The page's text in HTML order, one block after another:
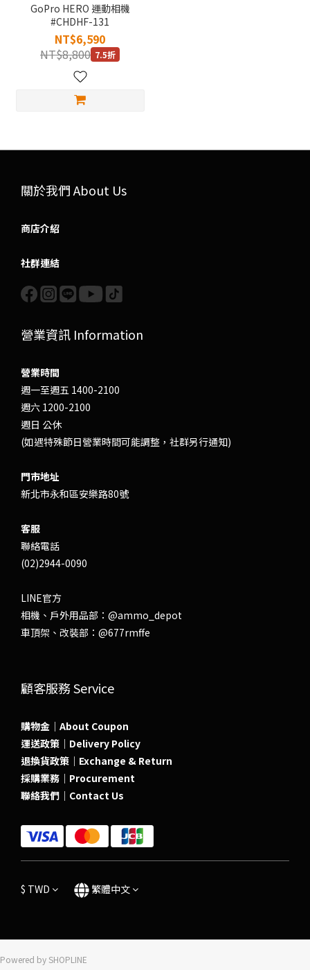
GoPro HERO 運動相機
#CHDHF-131
NT$6,590
NT$8,800 7.5折
關於我們 About Us
商店介紹
社群連結
營業資訊 Information
營業時間
週一至週五 1400-2100
週六 1200-2100
週日 公休
(如遇特殊節日營業時間可能調整，社群另行通知)
門市地址
新北市永和區安樂路80號
客服
聯絡電話
(02)2944-0090
LINE官方
相機、戶外用品部： @ammo_depot
車頂架、改裝部： @677rmffe
顧客服務 Service
購物金｜About Coupon
運送政策｜Delivery Policy
退換貨政策｜Exchange & Return
採購業務｜Procurement
聯絡我們｜Contact Us
$ TWD 繁體中文
Powered by SHOPLINE